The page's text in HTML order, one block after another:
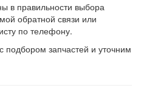
в правильности выбора
обратной связи или
по телефону.
запчастей и уточним